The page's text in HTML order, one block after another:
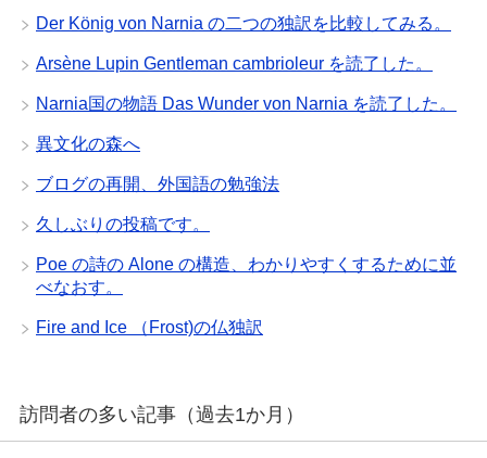
Der König von Narnia の二つの独訳を比較してみる。
Arsène Lupin Gentleman cambrioleur を読了した。
Narnia国の物語 Das Wunder von Narnia を読了した。
異文化の森へ
ブログの再開、外国語の勉強法
久しぶりの投稿です。
Poe の詩の Alone の構造、わかりやすくするために並
べなおす。
Fire and Ice （Frost)の仏独訳
訪問者の多い記事（過去1か月）